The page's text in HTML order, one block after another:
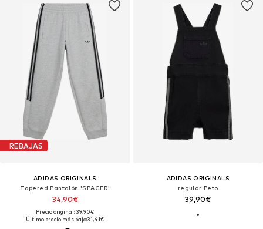
REBAJAS
ADIDAS ORIGINALS
Tapered Pantalón 'SPACER'
34,90€
Precio original: 39,90€
Último precio más bajo:31,41€
ADIDAS ORIGINALS
regular Peto
39,90€